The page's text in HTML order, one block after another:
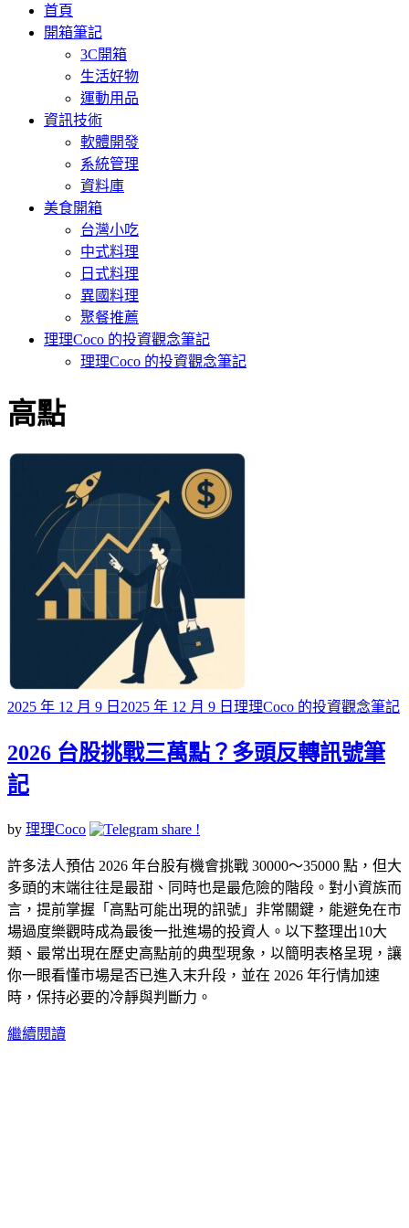
首頁
開箱筆記
3C開箱
生活好物
運動用品
資訊技術
軟體開發
系統管理
資料庫
美食開箱
台灣小吃
中式料理
日式料理
異國料理
聚餐推薦
理理Coco 的投資觀念筆記
理理Coco 的投資觀念筆記
標籤
:
高點
Posted
on
2025 年 12 月 9 日 2025 年 12 月 9 日 理理Coco 的投資觀念筆記
2026 台股挑戰三萬點？多頭反轉訊號筆
記
by 理理Coco
許多法人預估 2026 年台股有機會挑戰 30000～35000 點，但大
多頭的末端往往是最甜、同時也是最危險的階段。對小資族而
言，提前掌握「高點可能出現的訊號」非常關鍵，能避免在市
場過度樂觀時成為最後一批進場的投資人。以下整理出10大
類、最常出現在歷史高點前的典型現象，以簡明表格呈現，讓
你一眼看懂市場是否已進入末升段，並在 2026 年行情加速
時，保持必要的冷靜與判斷力。
繼續閱讀